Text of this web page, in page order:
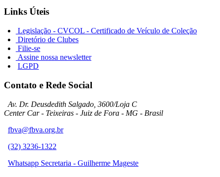
Links Úteis
Legislação - CVCOL - Certificado de Veículo de Coleção
Diretório de Clubes
Filie-se
Assine nossa newsletter
LGPD
Contato e Rede Social
Av. Dr. Deusdedith Salgado, 3600/Loja C
Center Car - Teixeiras - Juiz de Fora - MG - Brasil
fbva@fbva.org.br
(32) 3236-1322
Whatsapp Secretaria - Guilherme Mageste